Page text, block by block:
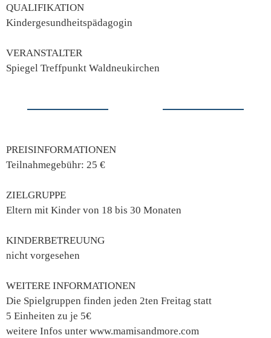
QUALIFIKATION
Kindergesundheitspädagogin
VERANSTALTER
Spiegel Treffpunkt Waldneukirchen
PREISINFORMATIONEN
Teilnahmegebühr: 25 €
ZIELGRUPPE
Eltern mit Kinder von 18 bis 30 Monaten
KINDERBETREUUNG
nicht vorgesehen
WEITERE INFORMATIONEN
Die Spielgruppen finden jeden 2ten Freitag statt
5 Einheiten zu je 5€
weitere Infos unter www.mamisandmore.com